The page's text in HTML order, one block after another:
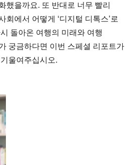
했을까요. 또 반대로 너무 빨리
회에서 어떻게 ‘디지털 디톡스’로
돌아온 여행의 미래와 여행
궁금하다면 이번 스페셜 리포트가
울여주십시오.